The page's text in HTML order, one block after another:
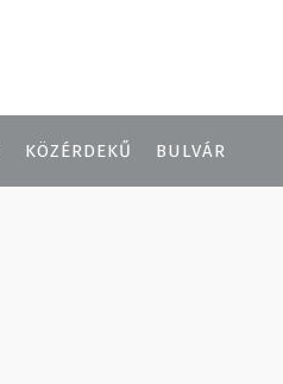
KÖZÉRDEKŰ BULVÁR